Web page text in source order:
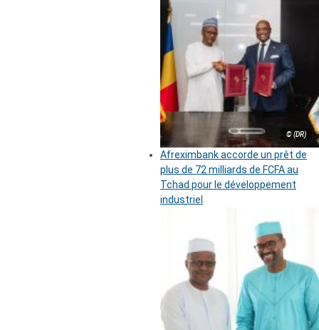
© (DR)
Afreximbank accorde un prêt de
plus de 72 milliards de FCFA au
Tchad pour le développement
industriel